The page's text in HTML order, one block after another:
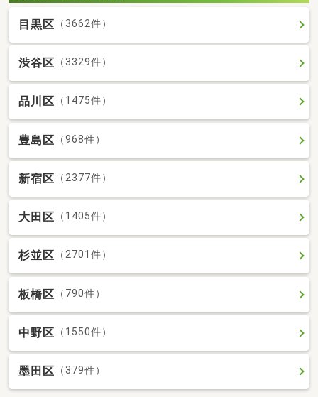
目黒区 （3662件）
渋谷区 （3329件）
品川区 （1475件）
豊島区 （968件）
新宿区 （2377件）
大田区 （1405件）
杉並区 （2701件）
板橋区 （790件）
中野区 （1550件）
墨田区 （379件）